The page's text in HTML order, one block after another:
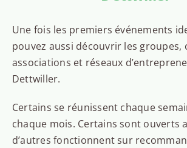
Une fois les premiers événements
pouvez aussi découvrir les groupes,
associations et réseaux
Dettwiller.
Certains se réunissent chaque
chaque mois. Certains sont ouverts
d’autres fonctionnent sur